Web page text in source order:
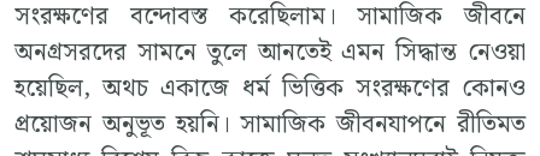
সংরক্ষণের বন্দোবস্ত করেছিলাম। সামাজিক জীবনে
অনগ্রসরদের সামনে তুলে আনতেই এমন সিদ্ধান্ত নেওয়া
হয়েছিল, অথচ একাজে ধর্ম ভিত্তিক সংরক্ষণের কোনও
প্রয়োজন অনুভূত হয়নি। সামাজিক জীবনযাপনে রীতিমত